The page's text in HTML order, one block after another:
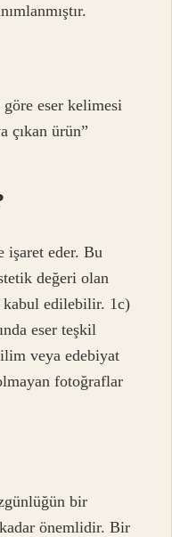
eser kelimesi
çıkan ürün”
işaret eder. Bu
değeri olan
kabul edilebilir. 1c)
eser teşkil
veya edebiyat
fotoğraflar
bir
önemlidir. Bir